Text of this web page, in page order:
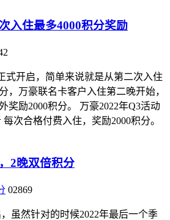
入住最多4000积分奖励
式开启，简单来说就是从第二次入住
，万豪联名卡客户入住第二晚开始，
奖励2000积分。 万豪2022年Q3活动
次合格付费入住，奖励2000积分。
2晚双倍积分
02869
虽然针对的时候2022年最后一个季